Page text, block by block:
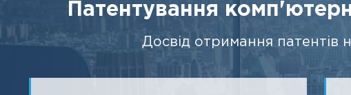
Патентування
Досвід отримання патентів